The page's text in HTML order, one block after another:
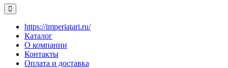
https://imperiatari.ru/
Каталог
О компании
Контакты
Оплата и доставка